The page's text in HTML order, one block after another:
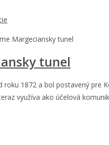
Margeciansky tunel
tunel
roku 1872 a bol postavený
využíva ako účelová